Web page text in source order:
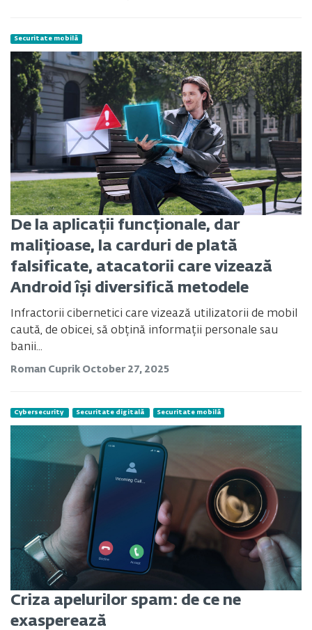
Securitate mobilă
De la aplicații funcționale, dar
malițioase, la carduri de plată
falsificate, atacatorii care vizează
Android își diversifică metodele
Infractorii cibernetici care vizează utilizatorii de mobil
caută, de obicei, să obțină informații personale sau
banii...
Roman Cuprik October 27, 2025
Cybersecurity Securitate digitală Securitate mobilă
Criza apelurilor spam: de ce ne
exasperează